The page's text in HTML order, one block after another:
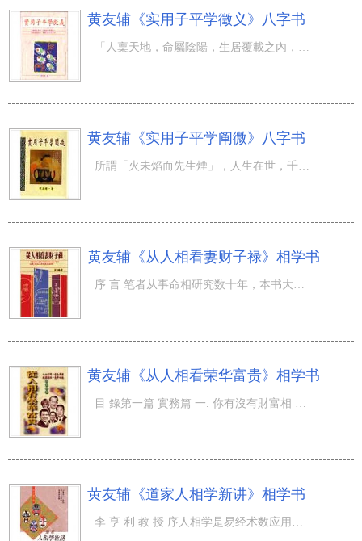
黄友辅《实用子平学徵义》八字书
「人稟天地，命屬陰陽，生居覆載之內，盡在五行之中」。子平八字學以陰陽五行之生剋制化、盈虛消長來論斷人
黄友辅《实用子平学阐微》八字书
所謂「火未焰而先生煙」，人生在世，千千萬萬、錯綜複雜的命表中，循跡找出個人八字的重點所在，已是被大多
黄友辅《从人相看妻财子禄》相学书
序 言 笔者从事命相研究数十年，本书大部份文章曾在民国八十一年至八十四年间发表於自立晚报的（妙算人生）
黄友辅《从人相看荣华富贵》相学书
目 錄第一篇 實務篇 一. 你有沒有財富相 二. 朋友定要通財乎？ 三. 人可貌相 四. 如何選擇好上司 五. 如何
黄友辅《道家人相学新讲》相学书
李 亨 利 教 授 序人相学是易经术数应用类中，起源最早、流传最广的一门科学。乃是以人的内外长相为研究对